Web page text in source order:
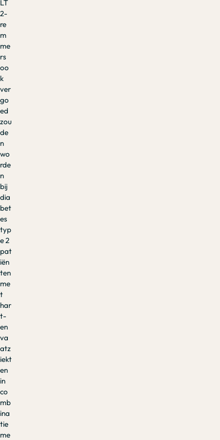
LT
2-
re
m
me
rs
oo
k
ver
go
ed
zou
de
n
wo
rde
n
bij
dia
bet
es
typ
e 2
pat
iën
ten
me
t
har
t-
en
va
atz
iekt
en
in
co
mb
ina
tie
me